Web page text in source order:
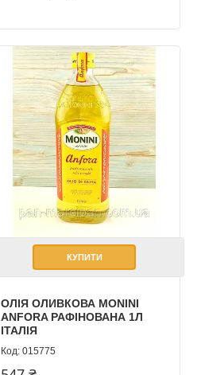
КУПИТИ
ОЛІЯ ОЛИВКОВА MONINI
ANFORA РАФІНОВАНА 1Л
ІТАЛІЯ
015775